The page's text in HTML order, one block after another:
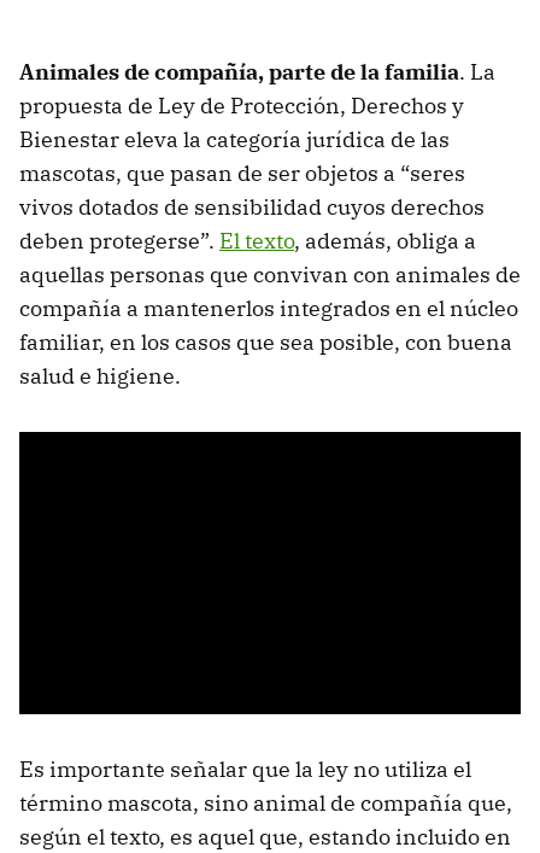
Animales de compañía, parte de la familia. La
propuesta de Ley de Protección, Derechos y
Bienestar eleva la categoría jurídica de las
mascotas, que pasan de ser objetos a “seres
vivos dotados de sensibilidad cuyos derechos
deben protegerse”. El texto, además, obliga a
aquellas personas que convivan con animales de
compañía a mantenerlos integrados en el núcleo
familiar, en los casos que sea posible, con buena
salud e higiene.
Es importante señalar que la ley no utiliza el
término mascota, sino animal de compañía que,
según el texto, es aquel que, estando incluido en